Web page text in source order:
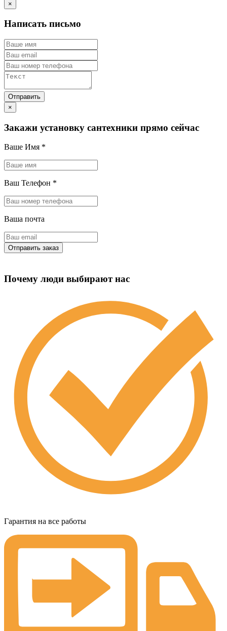
×
Написать письмо
×
Закажи установку сантехники прямо сейчас
Ваше Имя *
Ваш Телефон *
Ваша почта
Почему люди выбирают нас
Гарантия на все работы